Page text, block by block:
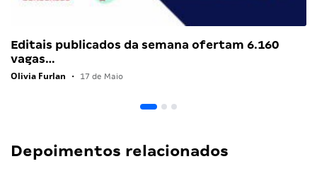
Editais publicados da semana ofertam 6.160
vagas…
Olivia Furlan • 17 de Maio
Depoimentos relacionados